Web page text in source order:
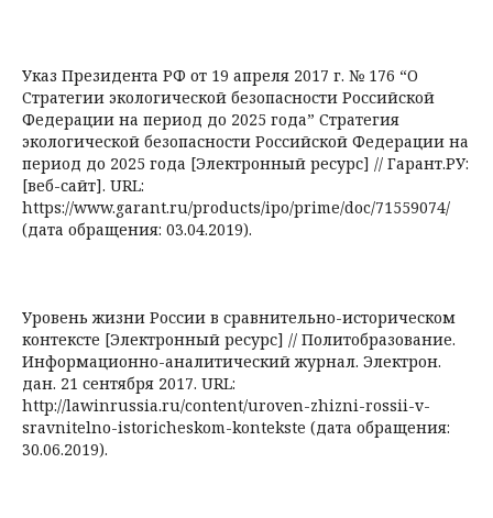
Указ Президента РФ от 19 апреля 2017 г. № 176 “О
Стратегии экологической безопасности Российской
Федерации на период до 2025 года” Стратегия
экологической безопасности Российской Федерации на
период до 2025 года [Электронный ресурс] // Гарант.РУ:
[веб-сайт]. URL:
https://www.garant.ru/products/ipo/prime/doc/71559074/
(дата обращения: 03.04.2019).
Уровень жизни России в сравнительно-историческом
контексте [Электронный ресурс] // Политобразование.
Информационно-аналитический журнал. Электрон.
дан. 21 сентября 2017. URL:
http://lawinrussia.ru/content/uroven-zhizni-rossii-v-
sravnitelno-istoricheskom-kontekste (дата обращения:
30.06.2019).